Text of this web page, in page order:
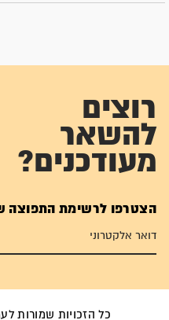
רוצים
להשאר
מעודכנים?
הצטרפו לרשימת התפוצה
כל הזכויות שמורות